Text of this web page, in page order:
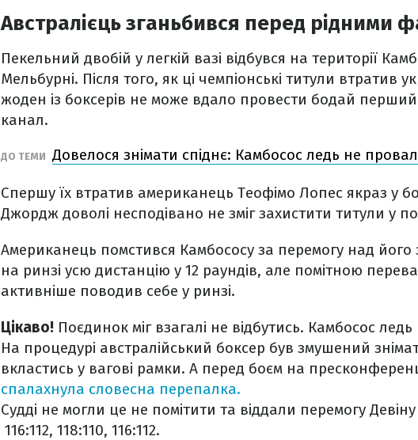
Австралієць зганьбився перед рідними
Пекельний двобій у легкій вазі відбувся на території
Мельбурні. Після того, як ці чемпіонські титули втратив
жоден із боксерів не може вдало провести бодай
канал.
ДО ТЕМИ Довелося знімати спіднє: Камбосос ледь не
Спершу їх втратив американець Теофімо Лопес якраз у
Джордж доволі несподівано не зміг захистити титули у
Американець помстився Камбососу за перемогу над
на ринзі усю дистанцію у 12 раундів, але помітною
активніше поводив себе у ринзі.
Цікаво! Поєдинок міг взагалі не відбутись. Камбосос
На процедурі австралійський боксер був змушений
вкластись у вагові рамки. А перед боєм на
спалахнула словесна перепалка.
Судді не могли це не помітити та віддали перемогу
116:112, 118:110, 116:112.